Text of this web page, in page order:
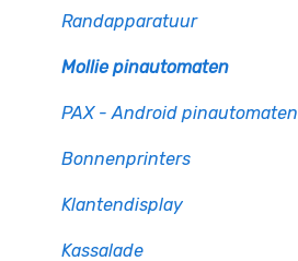
Randapparatuur
Mollie pinautomaten
PAX - Android pinautomaten
Bonnenprinters
Klantendisplay
Kassalade